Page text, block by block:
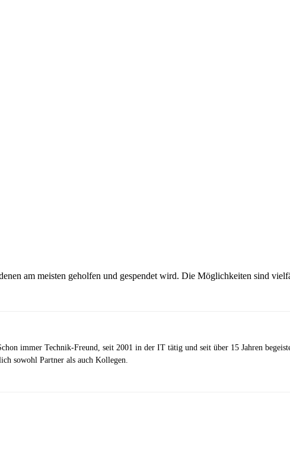
am meisten geholfen und gespendet wird. Die Möglichkeiten sind
immer Technik-Freund, seit 2001 in der IT tätig und seit über 15 Jahren
sowohl Partner als auch Kollegen.